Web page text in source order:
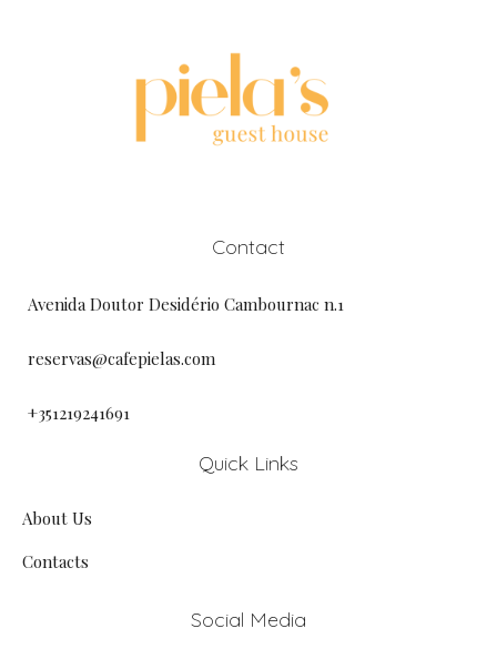
Contact
Avenida Doutor Desidério Cambournac n.1
reservas@cafepielas.com
+351219241691
Quick Links
About Us
Contacts
Social Media